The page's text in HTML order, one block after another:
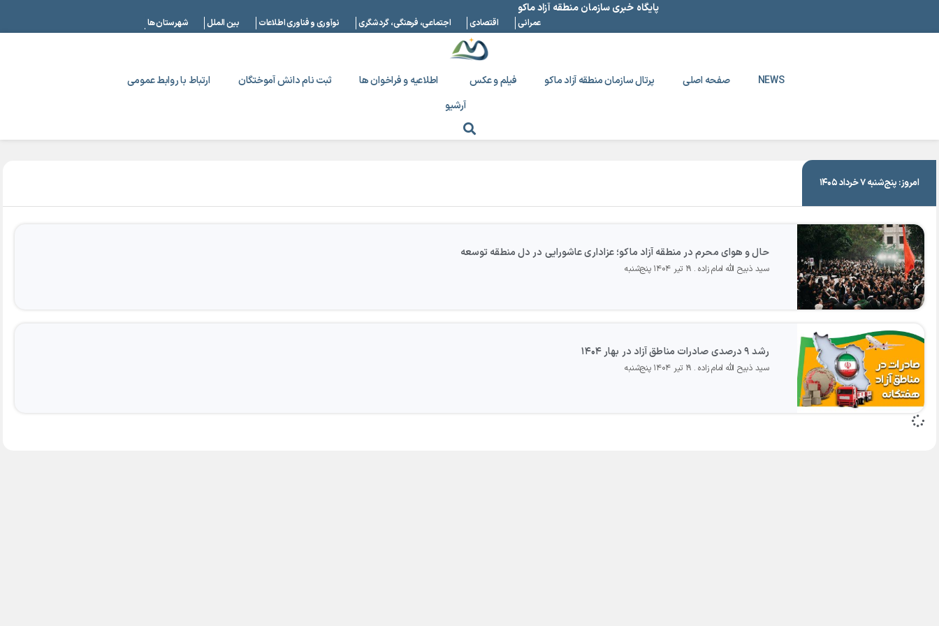
پایگاه خبری سازمان منطقه آزاد ماکو
عمرانی اقتصادی اجتماعی، فرهنگی، گردشگری نوآوری و فناوری اطلاعات بین الملل شهرستان ها
NEWS صفحه اصلی پرتال سازمان منطقه آزاد ماکو فیلم و عکس اطلاعیه و فراخوان ها ثبت نام دانش آموختگان
ارتباط با روابط عمومی
آرشیو
۱۹ تیر ۱۴۰۴
امروز: پنج‌شنبه ۷ خرداد ۱۴۰۵
حال و هوای محرم در منطقه آزاد ماکو؛ عزاداری عاشورایی در دل منطقه توسعه
سید ذبیح الله امام زاده ۱۹ تیر ۱۴۰۴ پنج‌شنبه
رشد ۹ درصدی صادرات مناطق آزاد در بهار ۱۴۰۴
سید ذبیح الله امام زاده ۱۹ تیر ۱۴۰۴ پنج‌شنبه